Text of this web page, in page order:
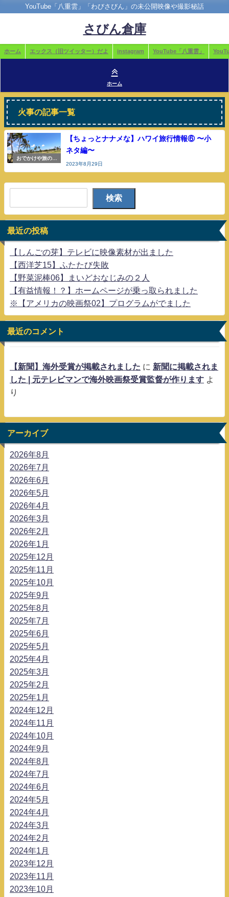
YouTube「八重雲」「わびさびん」の未公開映像や撮影秘話
さびん倉庫
ホーム エックス（旧ツイッター）だよ instagram YouTube「八重雲」
ホーム
火事の記事一覧
おでかけや旅の参
【ちょっとナナメな】ハワイ旅行情報⑥ 〜小
ネタ編〜
2023年8月29日
検索
最近の投稿
【しんごの芽】テレビに映像素材が出ました
【西洋芝15】ふたたび失敗
【野菜泥棒06】まいどおなじみの２人
【有益情報！？】ホームページが乗っ取られました
※【アメリカの映画祭02】プログラムがでました
最近のコメント
【新聞】海外受賞が掲載されました に 新聞に掲載されま
した | 元テレビマンで海外映画祭受賞監督が作ります よ
り
アーカイブ
2026年8月
2026年7月
2026年6月
2026年5月
2026年4月
2026年3月
2026年2月
2026年1月
2025年12月
2025年11月
2025年10月
2025年9月
2025年8月
2025年7月
2025年6月
2025年5月
2025年4月
2025年3月
2025年2月
2025年1月
2024年12月
2024年11月
2024年10月
2024年9月
2024年8月
2024年7月
2024年6月
2024年5月
2024年4月
2024年3月
2024年2月
2024年1月
2023年12月
2023年11月
2023年10月